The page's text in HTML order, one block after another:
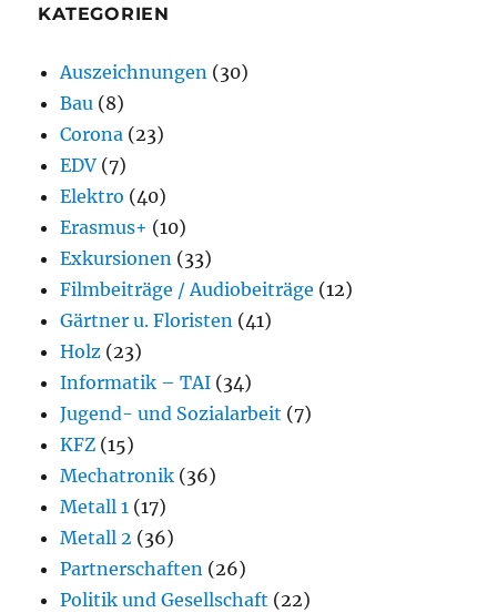
KATEGORIEN
Auszeichnungen (30)
Bau (8)
Corona (23)
EDV (7)
Elektro (40)
Erasmus+ (10)
Exkursionen (33)
Filmbeiträge / Audiobeiträge (12)
Gärtner u. Floristen (41)
Holz (23)
Informatik – TAI (34)
Jugend- und Sozialarbeit (7)
KFZ (15)
Mechatronik (36)
Metall 1 (17)
Metall 2 (36)
Partnerschaften (26)
Politik und Gesellschaft (22)